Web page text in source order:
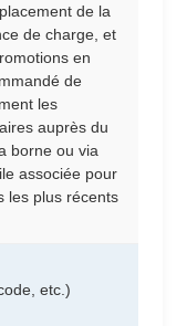
de la
de charge, et
en
de
les
auprès du
borne ou via
associée pour
les plus récents
etc.)